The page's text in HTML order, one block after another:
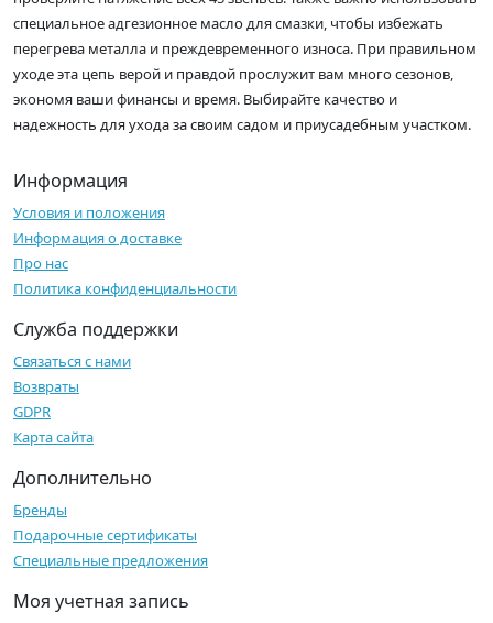
специальное адгезионное масло для смазки, чтобы избежать
перегрева металла и преждевременного износа. При правильном
уходе эта цепь верой и правдой прослужит вам много сезонов,
экономя ваши финансы и время. Выбирайте качество и
надежность для ухода за своим садом и приусадебным участком.
Информация
Условия и положения
Информация о доставке
Про нас
Политика конфиденциальности
Служба поддержки
Связаться с нами
Возвраты
GDPR
Карта сайта
Дополнительно
Бренды
Подарочные сертификаты
Специальные предложения
Моя учетная запись